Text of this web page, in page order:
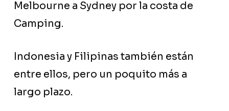
Melbourne a Sydney por la costa de
Camping.
Indonesia y Filipinas también están
entre ellos, pero un poquito más a
largo plazo.